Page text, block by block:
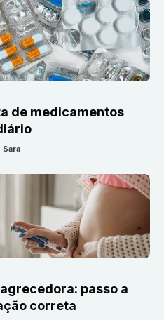
de medicamentos
Sara
passo a
correta